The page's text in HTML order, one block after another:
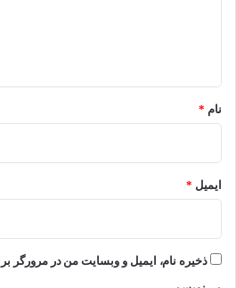
نام *
ایمیل *
ذخیره نام، ایمیل و وبسایت من در مرورگر